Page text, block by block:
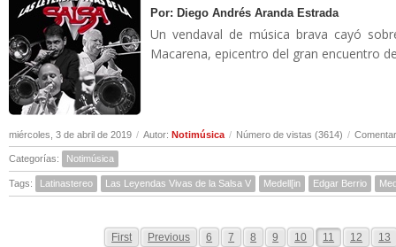
Por: Diego Andrés Aranda Estrada
Un vendaval de música brava cayó
Macarena, epicentro del gran encuentro
miércoles, 3 de abril de 2019 / Autor: Notimúsica / Número de vistas (3614) /
Categorías: Notimúsica
Tags: Latinastereo Las Leyendas Vivas de la Salsa V Medell[in Edgar Berrio
First Previous 6 7 8 9 10 11 12 13